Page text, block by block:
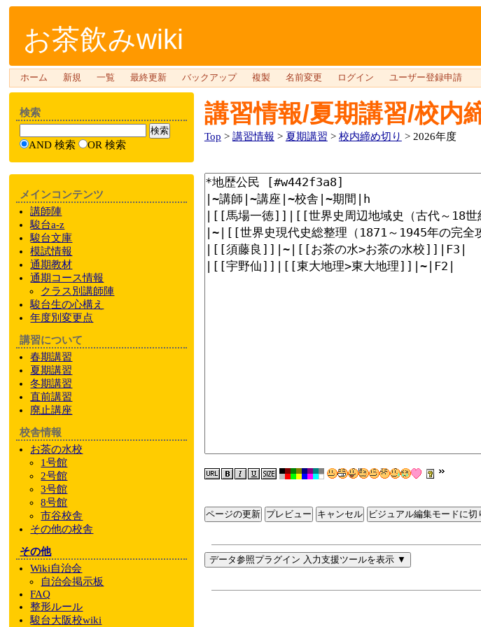
お茶飲みwiki
ホーム 新規 一覧 最終更新 バックアップ 複製 名前変更 ログイン ユーザー登録申請
講習情報/夏期講習/校内
Top > 講習情報 > 夏期講習 > 校内締め切り > 2026年度
ページの更新 ビジュアル編集モードに切
データ参照プラグイン 入力支援ツールを表示 ▼
検索
AND 検索 OR 検索
メインコンテンツ
講師陣
駿台a-z
駿台文庫
模試情報
通期教材
通期 コース情報
クラス別講師陣
駿台生の心構え
年度別変更点
講習について
春期講習
夏期講習
冬期講習
直前講習
廃止講座
校舎情報
お茶の水校
1号館
2号館
3号館
8号館
市谷校舎
その他の校舎
その他
Wiki自治会
自治会掲示板
FAQ
整形ルール
駿台大阪校wiki